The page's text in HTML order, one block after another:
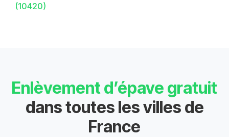
(10420)
Enlèvement d’épave gratuit
dans toutes les villes de
France